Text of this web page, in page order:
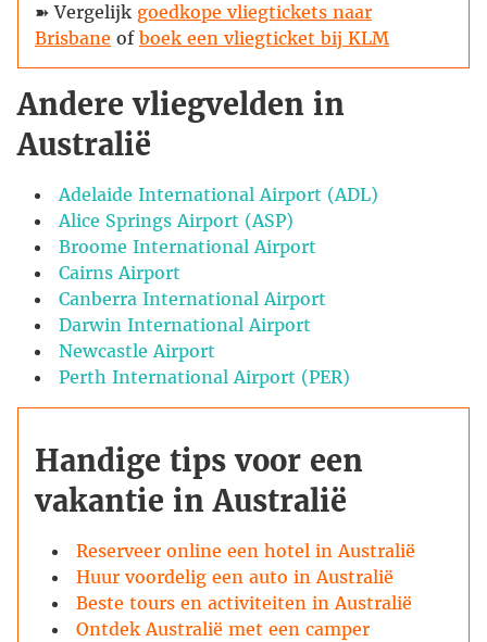
➽ Vergelijk goedkope vliegtickets naar
Brisbane of boek een vliegticket bij KLM
Andere vliegvelden in
Australië
Adelaide International Airport (ADL)
Alice Springs Airport (ASP)
Broome International Airport
Cairns Airport
Canberra International Airport
Darwin International Airport
Newcastle Airport
Perth International Airport (PER)
Handige tips voor een
vakantie in Australië
Reserveer online een hotel in Australië
Huur voordelig een auto in Australië
Beste tours en activiteiten in Australië
Ontdek Australië met een camper